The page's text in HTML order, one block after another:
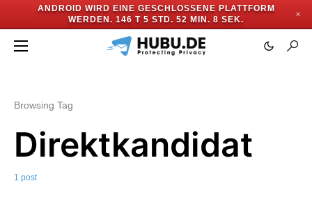
ANDROID WIRD EINE GESCHLOSSENE PLATTFORM
WERDEN. 146 T 5 STD. 52 MIN. 8 SEK.
✕
Browsing Tag
Direktkandidat
1 post